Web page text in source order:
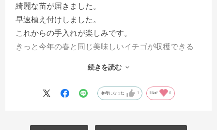
綺麗な苗が届きました。
早速植え付けしました。
これからの手入れが楽しみです。
きっと今年の春と同じ美味しいイチゴが収穫できる
続きを読む
参考になった 1 Like! 0